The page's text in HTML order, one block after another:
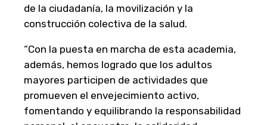
de la ciudadanía, la movilización y la
construcción colectiva de la salud.
“Con la puesta en marcha de esta academia,
además, hemos logrado que los adultos
mayores participen de actividades que
promueven el envejecimiento activo,
fomentando y equilibrando la responsabilidad